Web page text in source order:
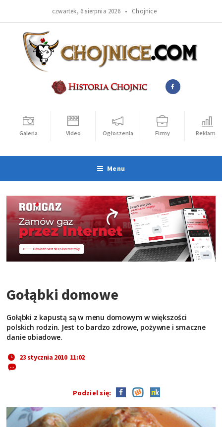
czwartek, 6 sierpnia 2026 • Chojnice
Galeria Video Ogłoszenia Firmy Reklama
Menu
Gołąbki domowe
Gołąbki z kapustą są w menu domowym w większości
polskich rodzin. Jest to bardzo zdrowe, pożywne i smaczne
danie obiadowe.
23 stycznia 2010 11:02
Podziel się: